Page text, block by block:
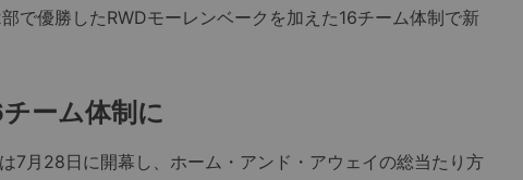
で優勝したRWDモーレンベークを加えた16チーム体制で新
ーム体制に
7月28日に開幕し、ホーム・アンド・アウェイの総当たり方